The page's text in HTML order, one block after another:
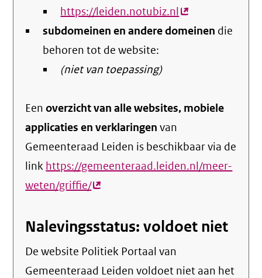
https://leiden.notubiz.nl(externe
link)
subdomeinen en andere domeinen die
behoren tot de website:
(niet van toepassing)
Eenoverzicht van alle websites, mobiele
applicaties en verklaringen van
Gemeenteraad Leiden is beschikbaar via de
link https://gemeenteraad.leiden.nl/meer-
weten/griffie/(externe
Nalevingsstatus: voldoet niet
De website Politiek Portaal van
Gemeenteraad Leiden voldoet niet aan het